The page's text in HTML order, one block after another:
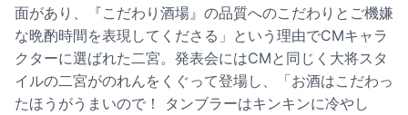
面があり、『こだわり酒場』の品質へのこだわりとご機嫌
な晩酌時間を表現してくださる」という理由でCMキャラ
クターに選ばれた二宮。発表会にはCMと同じく大将スタ
イルの二宮がのれんをくぐって登場し、「お酒はこだわっ
たほうがうまいので！ タンブラーはキンキンに冷やし